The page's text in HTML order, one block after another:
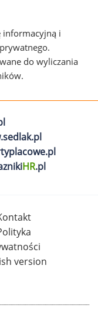
informacyjną i
do wyliczania
HR.pl
version